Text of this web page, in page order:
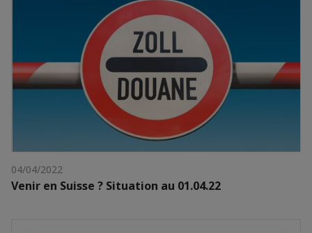
04/04/2022
Venir en Suisse ? Situation au 01.04.22